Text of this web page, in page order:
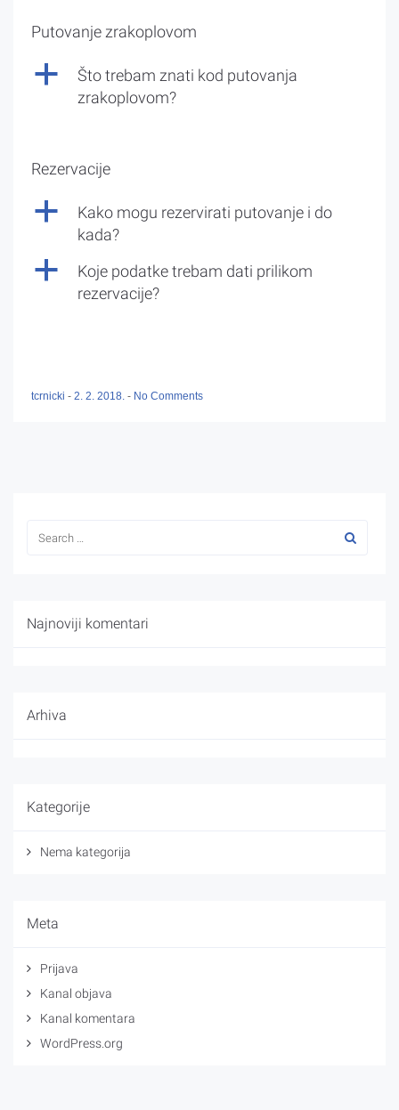
Putovanje zrakoplovom
a
Što trebam znati kod putovanja
zrakoplovom?
Rezervacije
a
Kako mogu rezervirati putovanje i do
kada?
a
Koje podatke trebam dati prilikom
rezervacije?
tcrnicki - 2. 2. 2018. - No Comments
Najnoviji komentari
Arhiva
Kategorije
Nema kategorija
Meta
Prijava
Kanal objava
Kanal komentara
WordPress.org